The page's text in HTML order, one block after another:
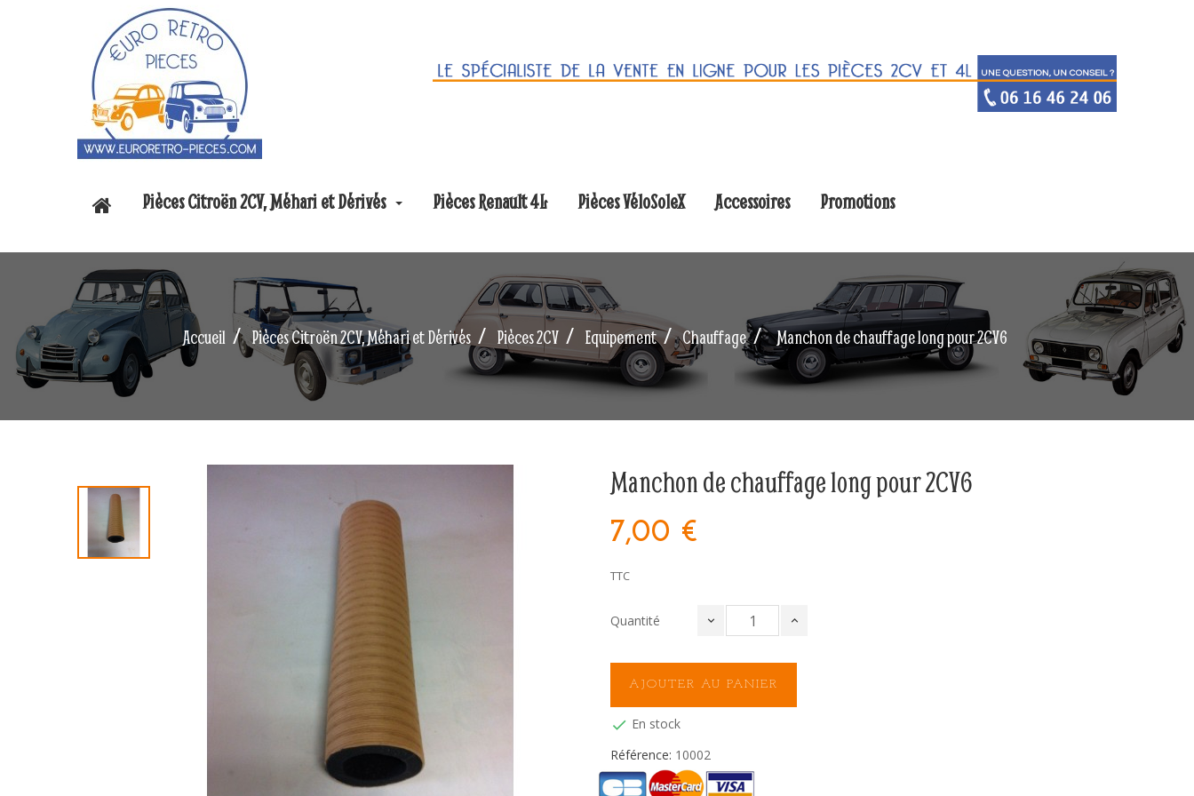
Pièces Citroën 2CV, Méhari et Dérivés Pièces Renault 4L Pièces VéloSoleX Accessoires Promotions
Accueil Pièces Citroën 2CV, Méhari et Dérivés Pièces 2CV Equipement Chauffage Manchon de chauffage long pour 2CV6
Manchon de chauffage long pour 2CV6
7,00 €
TTC
Quantité
AJOUTER AU PANIER
 En stock
Référence: 10002